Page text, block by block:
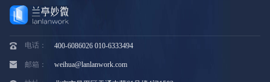
电话： 400-6086026 010-6333494
邮箱： weihua@lanlanwork.com